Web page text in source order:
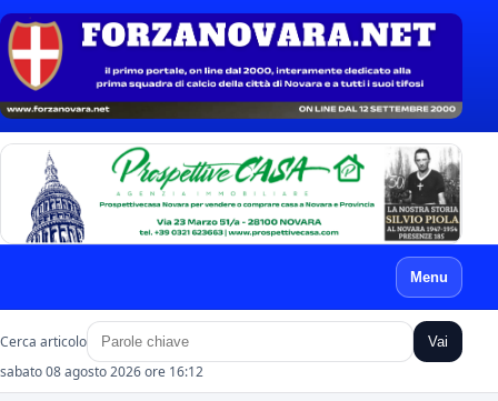
Menu
Cerca articolo Vai
sabato 08 agosto 2026 ore 16:12